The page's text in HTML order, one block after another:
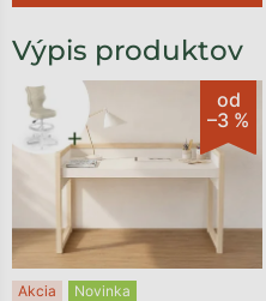
Výpis produktov
od
–3 %
Akcia Novinka